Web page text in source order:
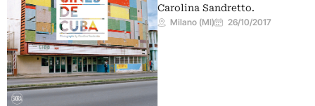
Carolina Sandretto.
Milano (MI) 26/10/2017